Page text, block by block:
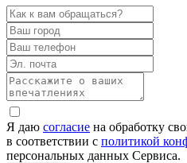
Я даю согласие на обработку
в соответствии с политикой
персональных данных Сервиса.